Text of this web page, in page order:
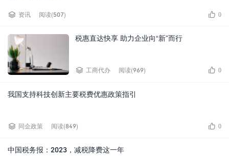
 资讯 阅读(507)  0
税惠直达快享 助力企业向“新”而行
 工商代办 阅读(969)  0
我国支持科技创新主要税费优惠政策指引
 同企政策 阅读(849)  0
中国税务报：2023，减税降费这一年